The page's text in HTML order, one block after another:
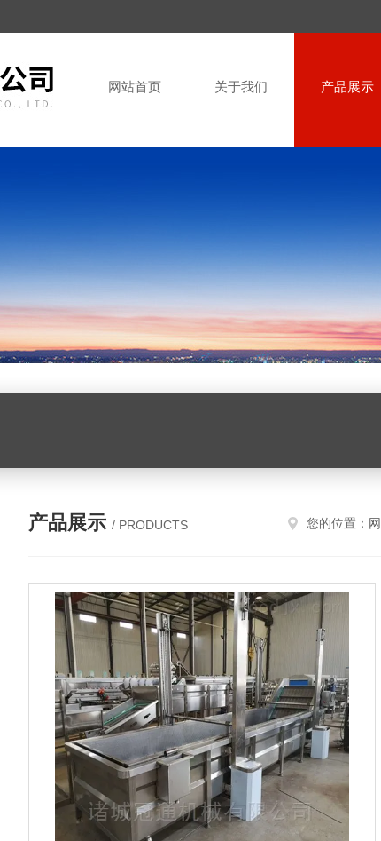
网站首页 关于我们 产品展示
产品展示 / PRODUCTS 您的位置：